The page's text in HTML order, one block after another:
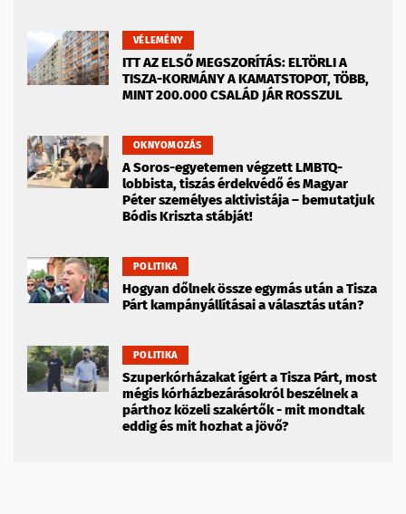
VÉLEMÉNY
ITT AZ ELSŐ MEGSZORÍTÁS: ELTÖRLI A
TISZA-KORMÁNY A KAMATSTOPOT, TÖBB,
MINT 200.000 CSALÁD JÁR ROSSZUL
OKNYOMOZÁS
A Soros-egyetemen végzett LMBTQ-
lobbista, tiszás érdekvédő és Magyar
Péter személyes aktivistája – bemutatjuk
Bódis Kriszta stábját!
POLITIKA
Hogyan dőlnek össze egymás után a Tisza
Párt kampányállításai a választás után?
POLITIKA
Szuperkórházakat ígért a Tisza Párt, most
mégis kórházbezárásokról beszélnek a
párthoz közeli szakértők - mit mondtak
eddig és mit hozhat a jövő?